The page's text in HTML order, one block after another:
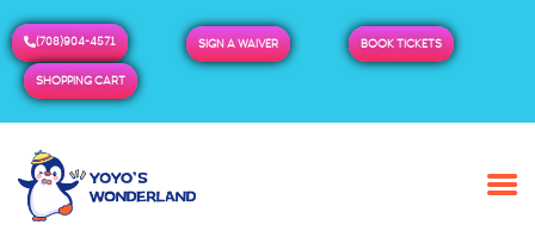
(708)904-4571 SIGN A WAIVER BOOK TICKETS
SHOPPING CART
HOME